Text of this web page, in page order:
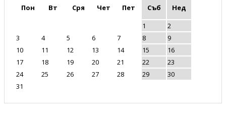
Пон Вт Сря Чет Пет Съб
Нед
1
2
3
4 5 6 7 8
9
10
11 12 13 14 15
16
17
18 19 20 21 22
23
24
25 26 27 28 29
30
31